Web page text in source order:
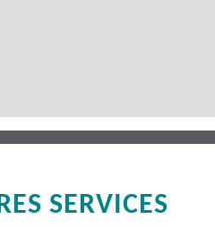
SERVICES